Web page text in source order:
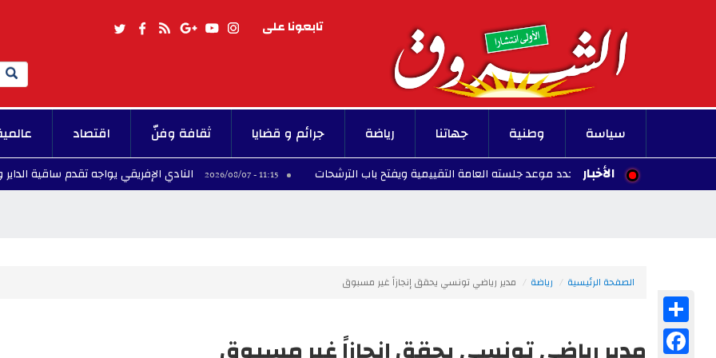
تابعونا على
Search
سياسة وطنية جهاتنا رياضة جرائم و قضايا ثقافة وفنّ اقتصاد
الأخبار
النادي الإفريقي يحدد موعد جلسته العامة التقييمية ويفتح باب الترشحات 11:15 - 2026/08/07 النادي الإفريقي يواجه تقدم ساقية الداير وديا وسط
الصفحة الرئيسية رياضة مدير رياضي تونسي يحقق إنجازاً غير مسبوق
Facebook